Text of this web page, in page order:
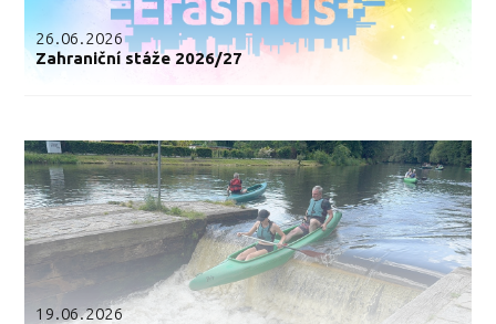
26.06.2026
Zahraniční stáže 2026/27
19.06.2026